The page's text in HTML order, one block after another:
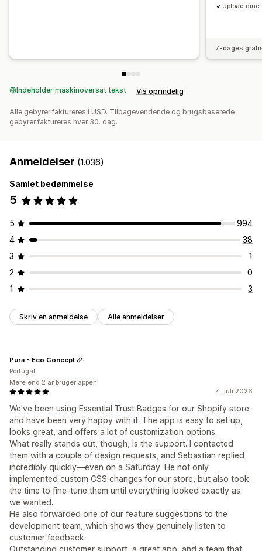
Upload
7-dages
Indeholder maskinoversat tekst Vis oprindelig
Alle gebyrer faktureres i USD. Tilbagevendende og brugsbaserede
gebyrer faktureres hver 30. dag.
Anmeldelser (1.036)
Samlet bedømmelse
5
5
994
4
38
3
1
2
0
1
3
Skriv en anmeldelse Alle anmeldelser
4. juli 2026
We've been using Essential Trust Badges for our Shopify store
and have been very happy with it. The app is easy to set up,
looks great, and offers a lot of customization options.
What really stands out, though, is the support. I contacted
them with a couple of design requests, and Sebastian replied
incredibly quickly—even on a Saturday. He not only
implemented custom CSS changes for our store, but also took
the time to fine-tune them until everything looked exactly as
we wanted.
He also forwarded one of our feature suggestions to the
development team, which shows they genuinely listen to
customer feedback.
Pura - Eco Concept
Portugal
Mere end 2 år bruger appen